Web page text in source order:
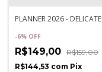
PLANNER 2026 - DELICATE
-6% OFF
R$149,00 R$159,00
R$144,53 com Pix